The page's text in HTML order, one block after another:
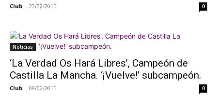
Club - 23/02/2015 0
Noticias
‘La Verdad Os Hará Libres’, Campeón de
Castilla La Mancha. ‘¡Vuelve!’ subcampeón.
Club - 09/02/2015 0